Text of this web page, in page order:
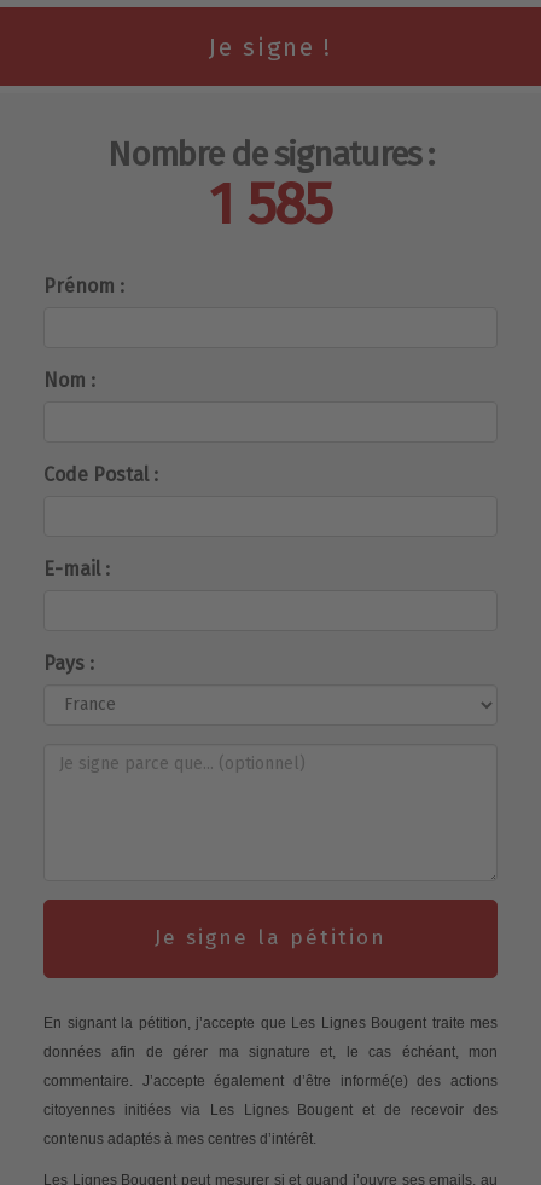
Nombre de signatures :
1 585
Prénom :
Nom :
Code Postal :
E-mail :
Pays :
Je signe la pétition
En signant la pétition, j’accepte que Les Lignes Bougent traite mes
données afin de gérer ma signature et, le cas échéant, mon
commentaire. J’accepte également d’être informé(e) des actions
citoyennes initiées via Les Lignes Bougent et de recevoir des
contenus adaptés à mes centres d’intérêt.
Les Lignes Bougent peut mesurer si et quand j’ouvre ses emails, au